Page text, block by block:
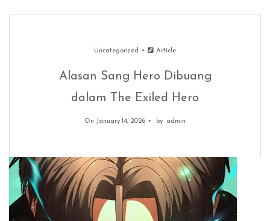
Uncategorized Article
Alasan Sang Hero Dibuang
dalam The Exiled Hero
On January 14, 2026 by admin